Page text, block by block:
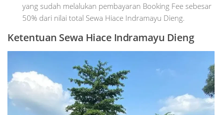
yang sudah melalukan pembayaran Booking Fee sebesar
50% dari nilai total Sewa Hiace Indramayu Dieng.
Ketentuan Sewa Hiace Indramayu Dieng